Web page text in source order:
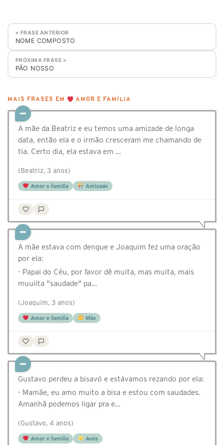
« FRASE ANTERIOR
NOME COMPOSTO
PRÓXIMA FRASE »
PÃO NOSSO
MAIS FRASES EM AMOR E FAMÍLIA
A mãe da Beatriz e eu temos uma amizade de longa
data, então ela e o irmão cresceram me chamando de
tia. Certo dia, ela estava em …
(Beatriz, 3 anos)
Amor e família Amizade
A mãe estava com dengue e Joaquim fez uma oração
por ela:
- Papai do Céu, por favor dê muita, mas muita, mais
muuiita "saudade" pa…
(Joaquim, 3 anos)
Amor e família Mãe
Gustavo perdeu a bisavó e estávamos rezando por ela:
- Mamãe, eu amo muito a bisa e estou com saudades.
Amanhã podemos ligar pra e…
(Gustavo, 4 anos)
Amor e família Avós